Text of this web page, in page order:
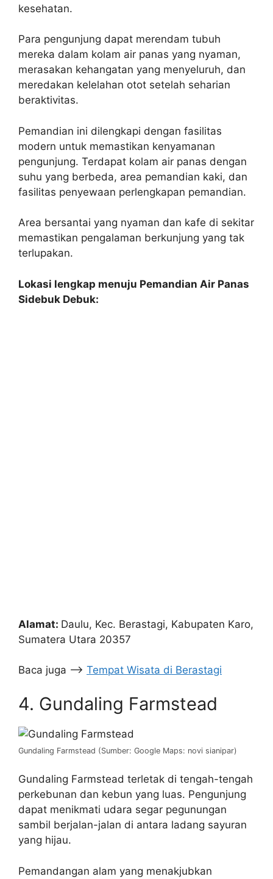
kesehatan.
Para pengunjung dapat merendam tubuh
mereka dalam kolam air panas yang nyaman,
merasakan kehangatan yang menyeluruh, dan
meredakan kelelahan otot setelah seharian
beraktivitas.
Pemandian ini dilengkapi dengan fasilitas
modern untuk memastikan kenyamanan
pengunjung. Terdapat kolam air panas dengan
suhu yang berbeda, area pemandian kaki, dan
fasilitas penyewaan perlengkapan pemandian.
Area bersantai yang nyaman dan kafe di sekitar
memastikan pengalaman berkunjung yang tak
terlupakan.
Lokasi lengkap menuju Pemandian Air Panas
Sidebuk Debuk:
Alamat: Daulu, Kec. Berastagi, Kabupaten Karo,
Sumatera Utara 20357
Baca juga —> Tempat Wisata di Berastagi
4. Gundaling Farmstead
Gundaling Farmstead (Sumber: Google Maps: novi sianipar)
Gundaling Farmstead terletak di tengah-tengah
perkebunan dan kebun yang luas. Pengunjung
dapat menikmati udara segar pegunungan
sambil berjalan-jalan di antara ladang sayuran
yang hijau.
Pemandangan alam yang menakjubkan